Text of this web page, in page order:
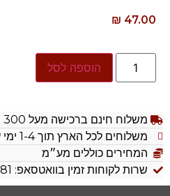
₪ 47.00
הוספה לסל
משלוח חינם ברכישה מעל 300 ש״ח
משלוחים לכל הארץ תוך 1-4 ימי עסקים
המחירים כוללים מע״מ
שרות לקוחות זמין בוואטסאפ: 054-9892281